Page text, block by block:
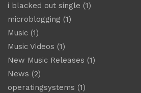
i blacked out single (1)
microblogging (1)
Music (1)
Music Videos (1)
New Music Releases (1)
News (2)
operatingsystems (1)